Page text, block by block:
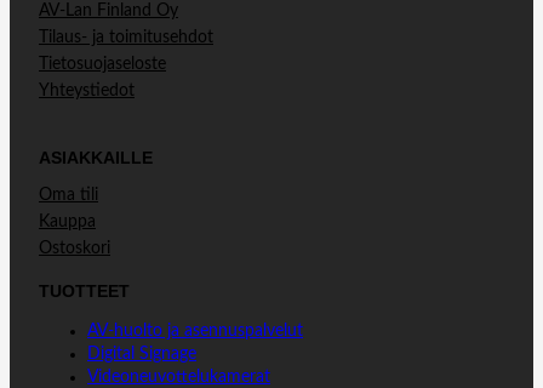
AV-Lan Finland Oy
Tilaus- ja toimitusehdot
Tietosuojaseloste
Yhteystiedot
ASIAKKAILLE
Oma tili
Kauppa
Ostoskori
TUOTTEET
AV-huolto ja asennuspalvelut
Digital Signage
Videoneuvottelukamerat